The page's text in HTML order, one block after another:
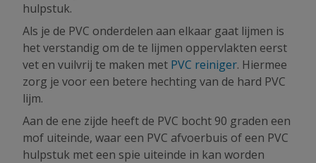
hulpstuk.
Als je de PVC onderdelen aan elkaar gaat lijmen is
het verstandig om de te lijmen oppervlakten eerst
vet en vuilvrij te maken met PVC reiniger. Hiermee
zorg je voor een betere hechting van de hard PVC
lijm.
Aan de ene zijde heeft de PVC bocht 90 graden een
mof uiteinde, waar een PVC afvoerbuis of een PVC
hulpstuk met een spie uiteinde in kan worden